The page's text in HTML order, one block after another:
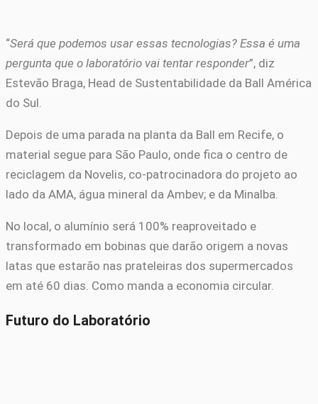
“Será que podemos usar essas tecnologias? Essa é uma
pergunta que o laboratório vai tentar responder”, diz
Estevão Braga, Head de Sustentabilidade da Ball América
do Sul.
Depois de uma parada na planta da Ball em Recife, o
material segue para São Paulo, onde fica o centro de
reciclagem da Novelis, co-patrocinadora do projeto ao
lado da AMA, água mineral da Ambev; e da Minalba.
No local, o alumínio será 100% reaproveitado e
transformado em bobinas que darão origem a novas
latas que estarão nas prateleiras dos supermercados
em até 60 dias. Como manda a economia circular.
Futuro do Laboratório